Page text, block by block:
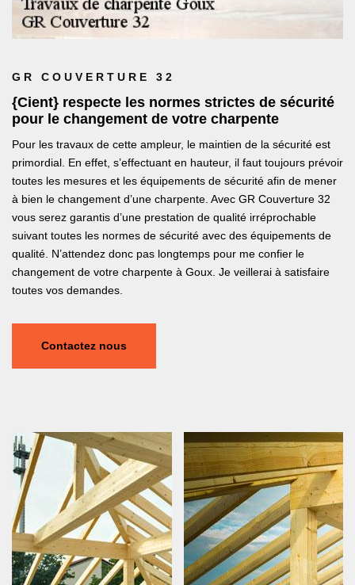
GR COUVERTURE 32
{Cient} respecte les normes strictes de sécurité
pour le changement de votre charpente
Pour les travaux de cette ampleur, le maintien de la sécurité est
primordial. En effet, s’effectuant en hauteur, il faut toujours prévoir
toutes les mesures et les équipements de sécurité afin de mener
à bien le changement d’une charpente. Avec GR Couverture 32
vous serez garantis d’une prestation de qualité irréprochable
suivant toutes les normes de sécurité avec des équipements de
qualité. N’attendez donc pas longtemps pour me confier le
changement de votre charpente à Goux. Je veillerai à satisfaire
toutes vos demandes.
Contactez nous